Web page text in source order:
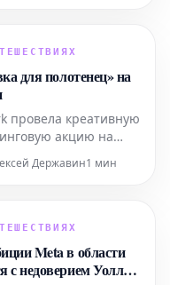
клиентов
для полотенец» на
провела креативную
акцию на
для
бронированию
из самых
Державин1 мин
Meta в области
с недоверием Уолл-